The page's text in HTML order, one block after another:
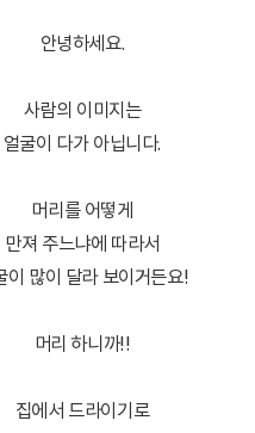
안녕하세요.
사람의 이미지는
얼굴이 다가 아닙니다.
머리를 어떻게
만져 주느냐에 따라서
이 많이 달라 보이거든요!
머리 하니까!!
집에서 드라이기로